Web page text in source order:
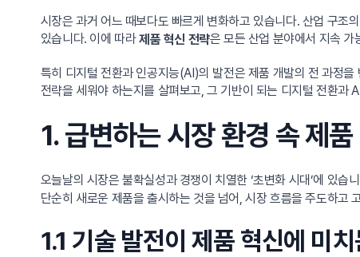
시장은 과거 어느 때보다도 빠르게 변화하고 있습니다. 산업 구조
있습니다. 이에 따라제품 혁신 전략은 모든 산업 분야에서 지속
특히 디지털 전환과 인공지능(AI)의 발전은 제품 개발의 전 과정
전략을 세워야 하는지를 살펴보고, 그 기반이 되는 디지털 전환과
1. 급변하는 시장 환경 속 제
오늘날의 시장은 불확실성과 경쟁이 치열한 ‘초변화 시대’에 있
단순히 새로운 제품을 출시하는 것을 넘어, 시장 흐름을 주도하고
1.1 기술 발전이 제품 혁신에 미